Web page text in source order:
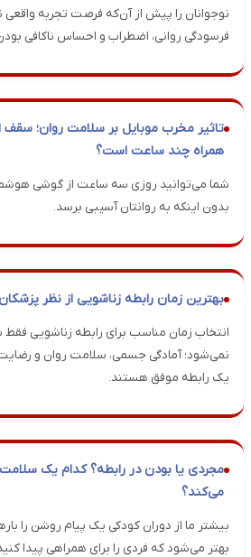
نوجوانان را پیش از آن‌که فرصت تجربه واقعی
فرسودگی روانی، اضطراب و احساس ناکافی
تاثیر مخرب موبایل بر سلامت روان؛ سقف
همراه چند ساعت است؟
شما می‌توانید روزی سه ساعت از گوشی
بدون اینکه به روانتان آسیبی برسد.
بهترین زمان رابطه زناشویی از نظر
انتخاب زمان مناسب برای رابطه زناشویی
نمی‌شود؛ آمادگی جسمی، سلامت روان و
یک رابطه موفق هستند.
مجردی یا بودن در رابطه؟ کدام یک سلامت
می‌کند؟
بیشتر ما از دوران کودکی یک پیام روشن را
بهتر می‌شود که فردی را برای همراهی پیدا